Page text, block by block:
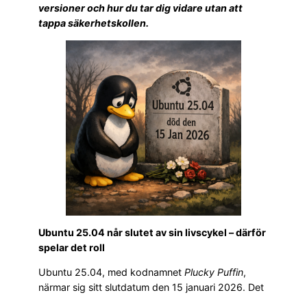
versioner och hur du tar dig vidare utan att
tappa säkerhetskollen.
Ubuntu 25.04 når slutet av sin livscykel – därför
spelar det roll
Ubuntu 25.04, med kodnamnet Plucky Puffin,
närmar sig sitt slutdatum den 15 januari 2026. Det